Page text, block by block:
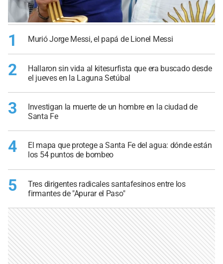
1 Murió Jorge Messi, el papá de Lionel Messi
2
Hallaron sin vida al kitesurfista que era buscado desde
el jueves en la Laguna Setúbal
3
Investigan la muerte de un hombre en la ciudad de
Santa Fe
4
El mapa que protege a Santa Fe del agua: dónde están
los 54 puntos de bombeo
5
Tres dirigentes radicales santafesinos entre los
firmantes de "Apurar el Paso"